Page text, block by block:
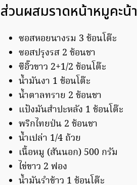
ส่วนผสมราดหน้าหมูคะน้า
ซอสหอยนางรม 3 ช้อนโต๊ะ
ซอสปรุงรส 2 ช้อนชา
ซีอิ๊วขาว 2+1/2 ช้อนโต๊ะ
น้ำมันงา 1 ช้อนโต๊ะ
น้ำตาลทราย 2 ช้อนชา
แป้งมันสำปะหลัง 1 ช้อนโต๊ะ
พริกไทยป่น 2 ช้อนชา
น้ำเปล่า 1/4 ถ้วย
เนื้อหมู (สันนอก) 500 กรัม
ไข่ขาว 2 ฟอง
น้ำมันรำข้าว 1 ช้อนโต๊ะ